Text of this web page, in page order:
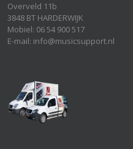
Overveld 11b
3848 BT HARDERWIJK
Mobiel: 06 54 900 517
E-mail: info@musicsupport.nl